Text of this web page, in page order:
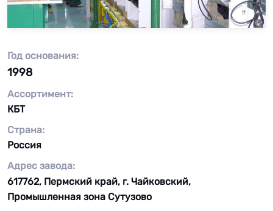
Год основания:
1998
Ассортимент:
КБТ
Страна:
Россия
Адрес завода:
617762, Пермский край, г. Чайковский,
Промышленная зона Сутузово